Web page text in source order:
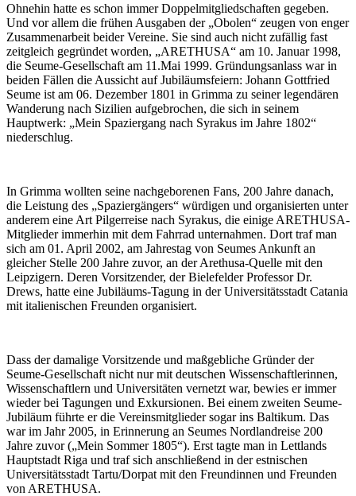
Ohnehin hatte es schon immer Doppelmitgliedschaften gegeben.
Und vor allem die frühen Ausgaben der „Obolen“ zeugen von enger
Zusammenarbeit beider Vereine. Sie sind auch nicht zufällig fast
zeitgleich gegründet worden, „ARETHUSA“ am 10. Januar 1998,
die Seume-Gesellschaft am 11.Mai 1999. Gründungsanlass war in
beiden Fällen die Aussicht auf Jubiläumsfeiern: Johann Gottfried
Seume ist am 06. Dezember 1801 in Grimma zu seiner legendären
Wanderung nach Sizilien aufgebrochen, die sich in seinem
Hauptwerk: „Mein Spaziergang nach Syrakus im Jahre 1802“
niederschlug.
In Grimma wollten seine nachgeborenen Fans, 200 Jahre danach,
die Leistung des „Spaziergängers“ würdigen und organisierten unter
anderem eine Art Pilgerreise nach Syrakus, die einige ARETHUSA-
Mitglieder immerhin mit dem Fahrrad unternahmen. Dort traf man
sich am 01. April 2002, am Jahrestag von Seumes Ankunft an
gleicher Stelle 200 Jahre zuvor, an der Arethusa-Quelle mit den
Leipzigern. Deren Vorsitzender, der Bielefelder Professor Dr.
Drews, hatte eine Jubiläums-Tagung in der Universitätsstadt Catania
mit italienischen Freunden organisiert.
Dass der damalige Vorsitzende und maßgebliche Gründer der
Seume-Gesellschaft nicht nur mit deutschen Wissenschaftlerinnen,
Wissenschaftlern und Universitäten vernetzt war, bewies er immer
wieder bei Tagungen und Exkursionen. Bei einem zweiten Seume-
Jubiläum führte er die Vereinsmitglieder sogar ins Baltikum. Das
war im Jahr 2005, in Erinnerung an Seumes Nordlandreise 200
Jahre zuvor („Mein Sommer 1805“). Erst tagte man in Lettlands
Hauptstadt Riga und traf sich anschließend in der estnischen
Universitätsstadt Tartu/Dorpat mit den Freundinnen und Freunden
von ARETHUSA.